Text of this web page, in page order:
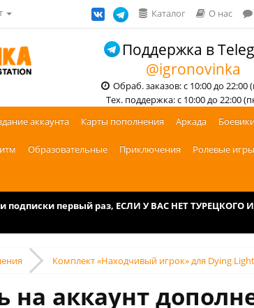
Каталог О нас
Поддержка в
@igronovinka
Обраб. заказов: с 10:00 до 22:00
Тех. поддержка: с 10:00 до 22:00
аккаунта Карты пополнения Аркада
Образовательные Приключения Ролевые игры
подписки первый раз, ЕСЛИ У ВАС НЕТ
Комплект «Находчивый игрок» для Dying
на аккаунт